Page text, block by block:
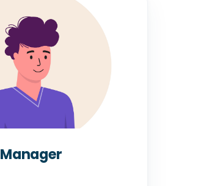
Manager